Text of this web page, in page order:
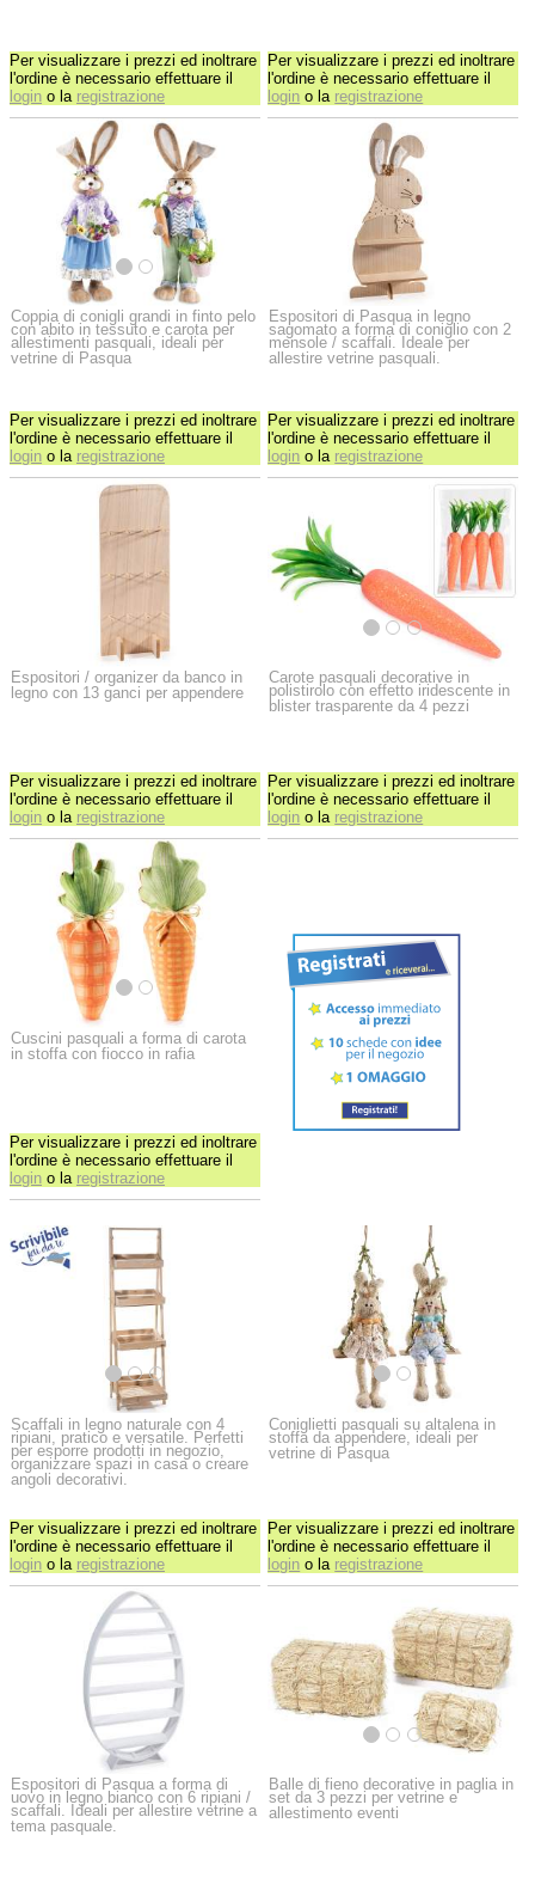
Per visualizzare i prezzi ed inoltrare
l'ordine è necessario effettuare il
login o la registrazione
Per visualizzare i prezzi ed inoltrare
l'ordine è necessario effettuare il
login o la registrazione
Coppia di conigli grandi in finto pelo
con abito in tessuto e carota per
allestimenti pasquali, ideali per
vetrine di Pasqua
Per visualizzare i prezzi ed inoltrare
l'ordine è necessario effettuare il
login o la registrazione
Espositori di Pasqua in legno
sagomato a forma di coniglio con 2
mensole / scaffali. Ideale per
allestire vetrine pasquali.
Per visualizzare i prezzi ed inoltrare
l'ordine è necessario effettuare il
login o la registrazione
Espositori / organizer da banco in
legno con 13 ganci per appendere
Per visualizzare i prezzi ed inoltrare
l'ordine è necessario effettuare il
login o la registrazione
Carote pasquali decorative in
polistirolo con effetto iridescente in
blister trasparente da 4 pezzi
Per visualizzare i prezzi ed inoltrare
l'ordine è necessario effettuare il
login o la registrazione
Cuscini pasquali a forma di carota
in stoffa con fiocco in rafia
Per visualizzare i prezzi ed inoltrare
l'ordine è necessario effettuare il
login o la registrazione
Scaffali in legno naturale con 4
ripiani, pratico e versatile. Perfetti
per esporre prodotti in negozio,
organizzare spazi in casa o creare
angoli decorativi.
Per visualizzare i prezzi ed inoltrare
l'ordine è necessario effettuare il
login o la registrazione
Coniglietti pasquali su altalena in
stoffa da appendere, ideali per
vetrine di Pasqua
Per visualizzare i prezzi ed inoltrare
l'ordine è necessario effettuare il
login o la registrazione
Espositori di Pasqua a forma di
uovo in legno bianco con 6 ripiani /
scaffali. Ideali per allestire vetrine a
tema pasquale.
Balle di fieno decorative in paglia in
set da 3 pezzi per vetrine e
allestimento eventi